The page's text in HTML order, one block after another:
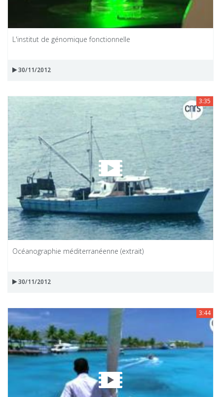
L'institut de génomique fonctionnelle
30/11/2012
3:35
Océanographie méditerranéenne (extrait)
30/11/2012
3:44